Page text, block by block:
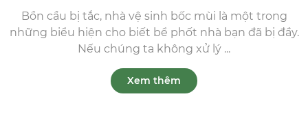
Bồn cầu bị tắc, nhà vệ sinh bốc mùi là một trong
những biểu hiện cho biết bể phốt nhà bạn đã bị đầy.
Nếu chúng ta không xử lý ...
Xem thêm